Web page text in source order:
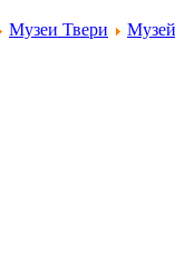
Музеи Твери